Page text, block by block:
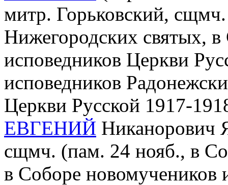
митр. Горьковский,
Нижегородских святых,
исповедников Церкви
исповедников
Церкви Русской 1917-
ЕВГЕНИЙ Никанорович
сщмч. (пам. 24 нояб., в
в Соборе новомучеников